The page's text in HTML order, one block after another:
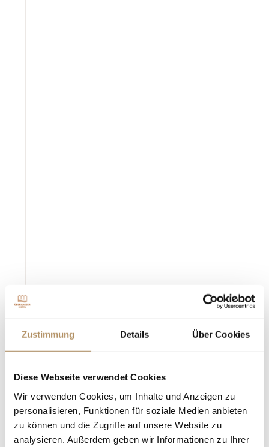
Zustimmung Details Über Cookies
Diese Webseite verwendet Cookies
Wir verwenden Cookies, um Inhalte und Anzeigen zu
personalisieren, Funktionen für soziale Medien anbieten
zu können und die Zugriffe auf unsere Website zu
analysieren. Außerdem geben wir Informationen zu Ihrer